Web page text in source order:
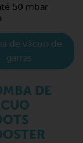
50 mbar
de vácuo de
garras
DE